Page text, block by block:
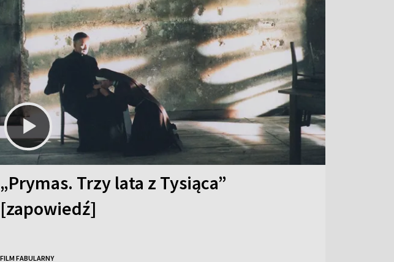
„Prymas. Trzy lata z Tysiąca”
[zapowiedź]
FILM FABULARNY